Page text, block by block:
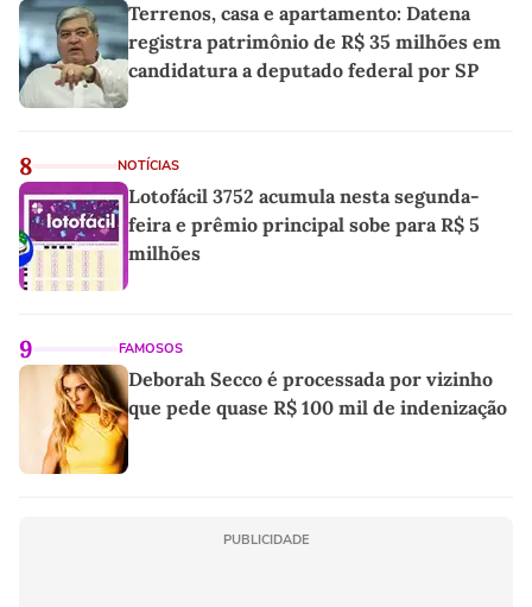
Terrenos, casa e apartamento: Datena
registra patrimônio de R$ 35 milhões em
candidatura a deputado federal por SP
8 NOTÍCIAS
Lotofácil 3752 acumula nesta segunda-
feira e prêmio principal sobe para R$ 5
milhões
9 FAMOSOS
Deborah Secco é processada por vizinho
que pede quase R$ 100 mil de indenização
PUBLICIDADE